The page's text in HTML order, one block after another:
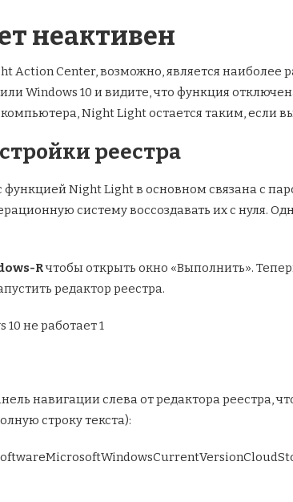
неактивен
Action Center, возможно, является
Windows 10 и видите, что функция
Night Light остается таким, если
реестра
функцией Night Light в основном связана с
систему воссоздавать их с нуля.
Rчтобы открыть окно «Выполнить».
редактор реестра.
навигации слева от редактора реестра,
строку текста):